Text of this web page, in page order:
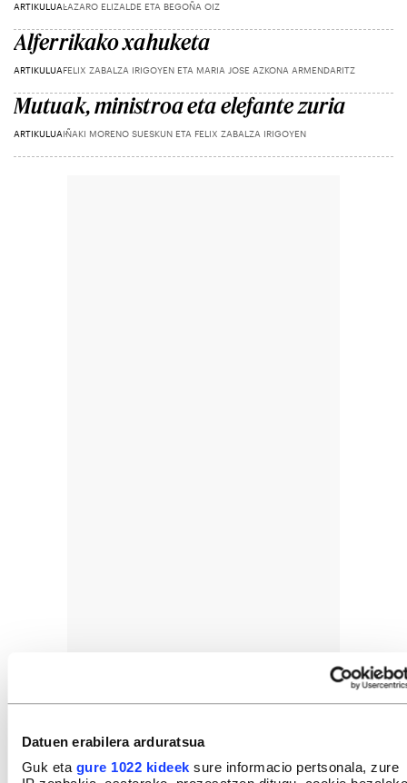
Datuen erabilera arduratsua
Guk eta gure 1022 kideek sure informacio pertsonala, zure
ARTIKULUALAZARO ELIZALDE ETA BEGOÑA OIZ
Alferrikako xahuketa
ARTIKULUAFELIX ZABALZA IRIGOYEN ETA MARIA JOSE AZKONA ARMENDARITZ
Mutuak, ministroa eta elefante zuria
ARTIKULUAIÑAKI MORENO SUESKUN ETA FELIX ZABALZA IRIGOYEN